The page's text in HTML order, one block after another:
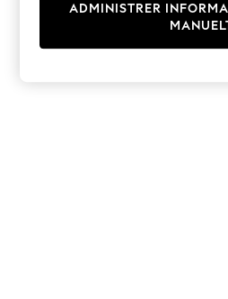
T-Shirts
ADMINISTRER